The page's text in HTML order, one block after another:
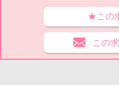
★この
この